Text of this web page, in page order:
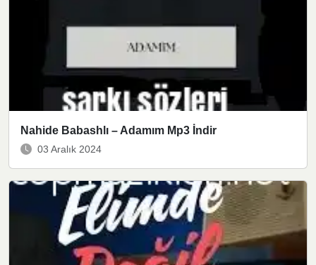
Nahide Babashlı – Adamım Mp3 İndir
03 Aralık 2024